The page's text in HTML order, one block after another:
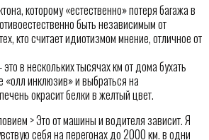
которому «естественно» потеря багажа в
быть независимым от
кто считает идиотизмом мнение, отличное от
в нескольких тысячах км от дома бухать
«олл инклюзив» и выбраться на
окрасит белки в желтый цвет.
> Это от машины и водителя зависит. Я
себя на перегонах до 2000 км. в одни